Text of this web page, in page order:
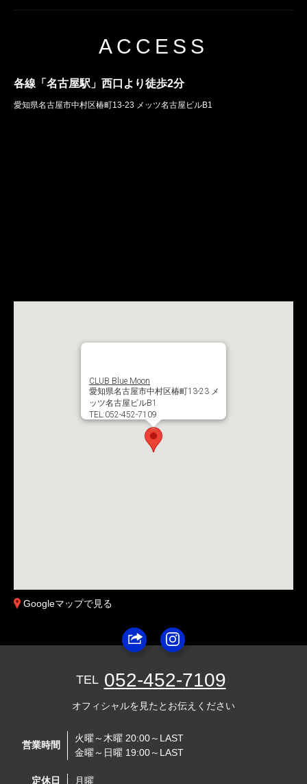
ACCESS
各線「名古屋駅」西口より徒歩2分
愛知県名古屋市中村区椿町13-23 メッツ名古屋ビルB1
CLUB Blue Moon
愛知県名古屋市中村区椿町13-23 メ
ッツ名古屋ビルB1
TEL:052-452-7109
Googleマップで見る
TEL 052-452-7109
オフィシャルを見たとお伝えください
営業時間
火曜～木曜 20:00～LAST
金曜～日曜 19:00～LAST
定休日 月曜